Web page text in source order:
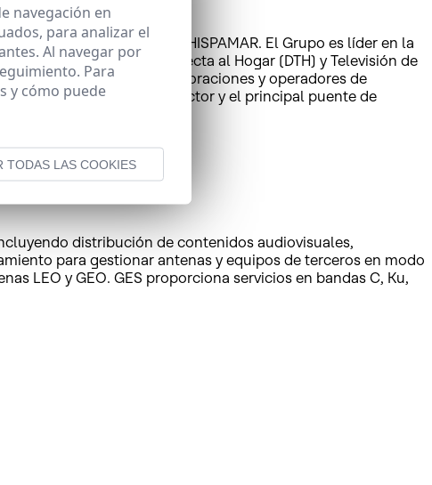
ubica su filial brasileña HISPAMAR. El Grupo es líder en la
de Televisión Directa al Hogar (DTH) y Televisión de
añadido a gobiernos, corporaciones y operadores de
por ingresos en su sector y el principal puente de
distribución de contenidos audiovisuales,
para gestionar antenas y equipos de terceros en modo
LEO y GEO. GES proporciona servicios en bandas C, Ku,
navegación en
para analizar el
Al navegar por
Para
y cómo puede
TODAS LAS COOKIES